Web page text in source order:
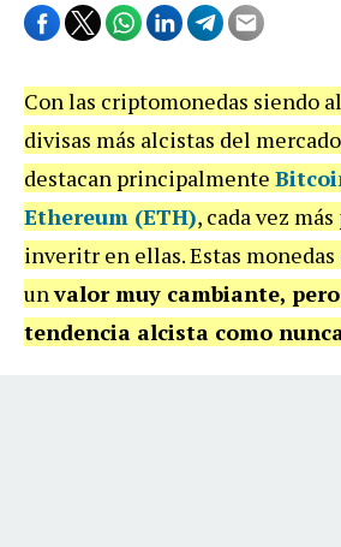
Con las criptomonedas siendo
divisas más alcistas del
destacan principalmente
Ethereum (ETH), cada vez
inveritr en ellas. Estas
unvalor muy cambiante,
tendencia alcista como